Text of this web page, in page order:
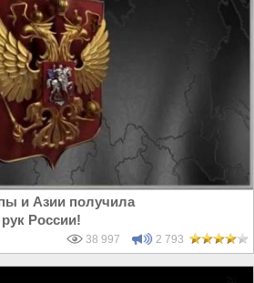
и Азии получила
рук России!
38 997 2 793